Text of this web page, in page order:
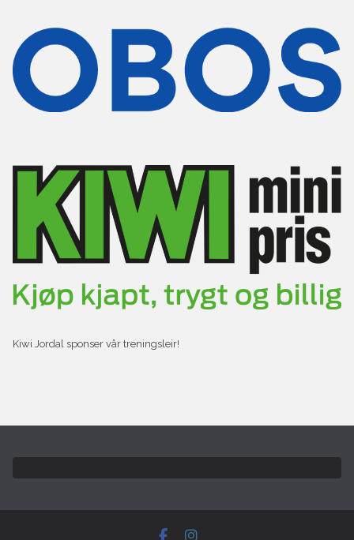
Kiwi Jordal sponser vår treningsleir!